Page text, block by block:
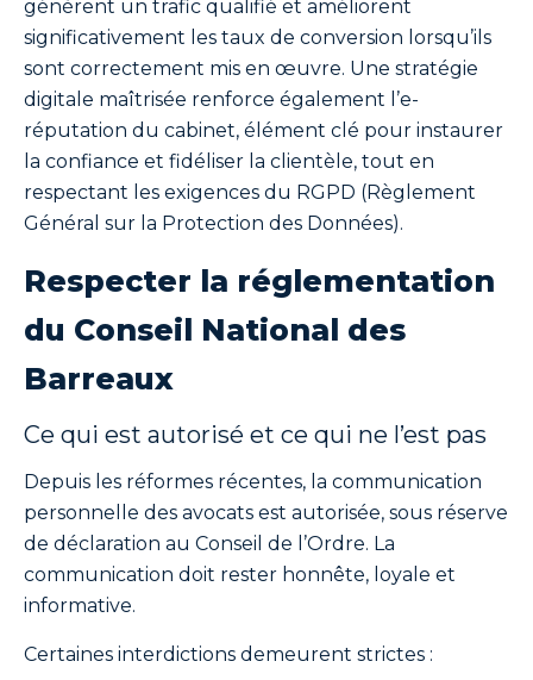
génèrent un trafic qualifié et améliorent
significativement les taux de conversion lorsqu’ils
sont correctement mis en œuvre. Une stratégie
digitale maîtrisée renforce également l’e-
réputation du cabinet, élément clé pour instaurer
la confiance et fidéliser la clientèle, tout en
respectant les exigences du RGPD (Règlement
Général sur la Protection des Données).
Respecter la réglementation
du Conseil National des
Barreaux
Ce qui est autorisé et ce qui ne l’est pas
Depuis les réformes récentes, la communication
personnelle des avocats est autorisée, sous réserve
de déclaration au Conseil de l’Ordre. La
communication doit rester honnête, loyale et
informative.
Certaines interdictions demeurent strictes :